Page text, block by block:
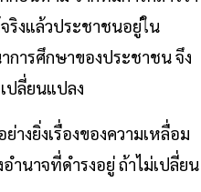
ริงแล้วประชาชนอยู่ใน
การศึกษาของประชาชน จึง
ปลี่ยนแปลง
างยิ่งเรื่องของความเหลื่อม
ำนาจที่ดำรงอยู่ ถ้าไม่เปลี่ยน